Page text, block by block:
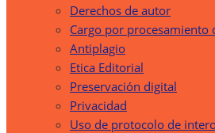
Derechos de autor
Cargo por procesamiento
Antiplagio
Etica Editorial
Preservación digital
Privacidad
Uso de protocolo de